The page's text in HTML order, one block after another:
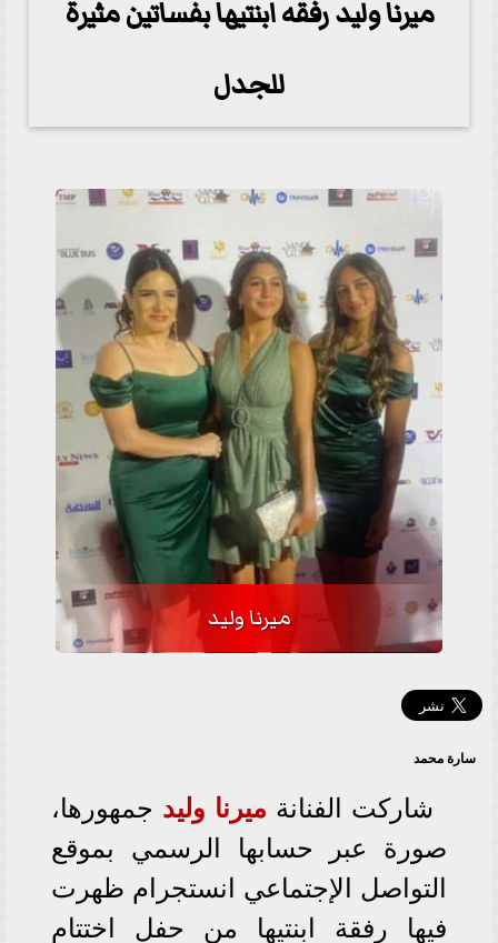
ميرنا وليد رفقه ابنتيها بفساتين مثيرة
للجدل
ميرنا وليد
سارة محمد
شاركت الفنانة ميرنا وليد جمهورها،
صورة عبر حسابها الرسمي بموقع
التواصل الإجتماعي انستجرام ظهرت
فيها رفقة ابنتيها من حفل اختتام